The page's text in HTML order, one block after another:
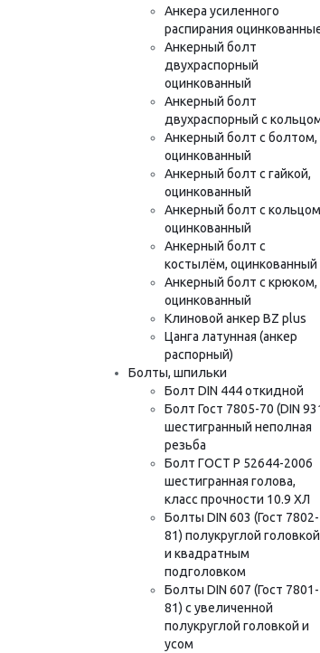
Анкера усиленного
распирания
Анкерный болт
двухраспорный
оцинкованный
Анкерный болт
двухраспорный с
Анкерный болт с болтом,
оцинкованный
Анкерный болт с гайкой,
оцинкованный
Анкерный болт с кольцом
оцинкованный
Анкерный болт с
костылём, оцинкованный
Анкерный болт с крюком,
оцинкованный
Клиновой анкер BZ plus
Цанга латунная (анкер
распорный)
Болты, шпильки
Болт DIN 444 откидной
Болт Гост 7805-70 (DIN
шестигранный неполная
резьба
Болт ГОСТ Р 52644-2006
шестигранная голова,
класс прочности 10.9 ХЛ
Болты DIN 603 (Гост 7802-
81) полукруглой головкой
и квадратным
подголовком
Болты DIN 607 (Гост 7801-
81) с увеличенной
полукруглой головкой и
усом